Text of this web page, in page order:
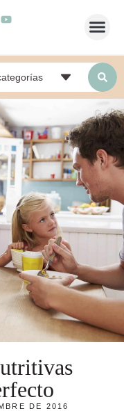
DE 2016